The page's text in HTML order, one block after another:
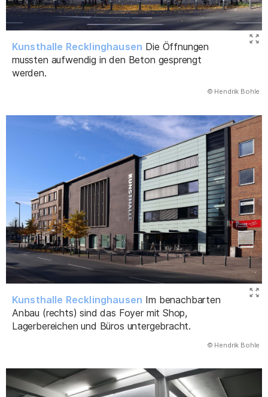
Kunsthalle Recklinghausen Die Öffnungen
mussten aufwendig in den Beton gesprengt
werden.
© Hendrik Bohle
Kunsthalle Recklinghausen Im benachbarten
Anbau (rechts) sind das Foyer mit Shop,
Lagerbereichen und Büros untergebracht.
© Hendrik Bohle